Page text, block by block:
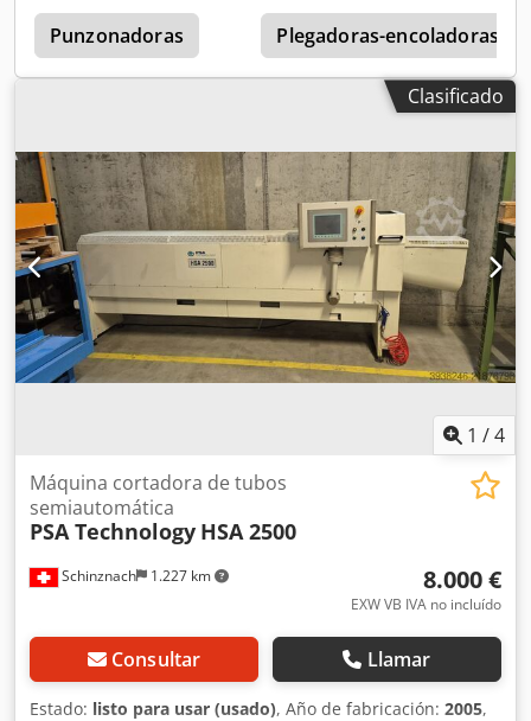
alimentación: 3000 mm, longitud máxima de corte: 3000
mm, longitud mínima de corte: 15 mm, espesor mínimo de
pared para tubos de cartón: aprox. 4-5 mm, espesor
mínimo de pared para tubos de plástico: aprox. 2-3 mm,
rendimiento: aprox. 180-300 cortes/h, control: Siemens,
filtrado Debus, modelo: DES DUS 1813, año de fabricación:
2018, capacidad de succión: 30 m³/min. Documentación
disponible. Posibilidad de visita previa acuerdo. Cjdpfx
Aajzrzn Doxorf
Punzonadoras Plegadoras-encoladoras
Clasificado
1 /4
Schinznach 1.227 km
Máquina cortadora de tubos
semiautomática
PSA Technology HSA 2500
8.000 €
EXW VB IVA no incluído
Consultar Llamar
Estado: listo para usar (usado), Año de fabricación: 2005,